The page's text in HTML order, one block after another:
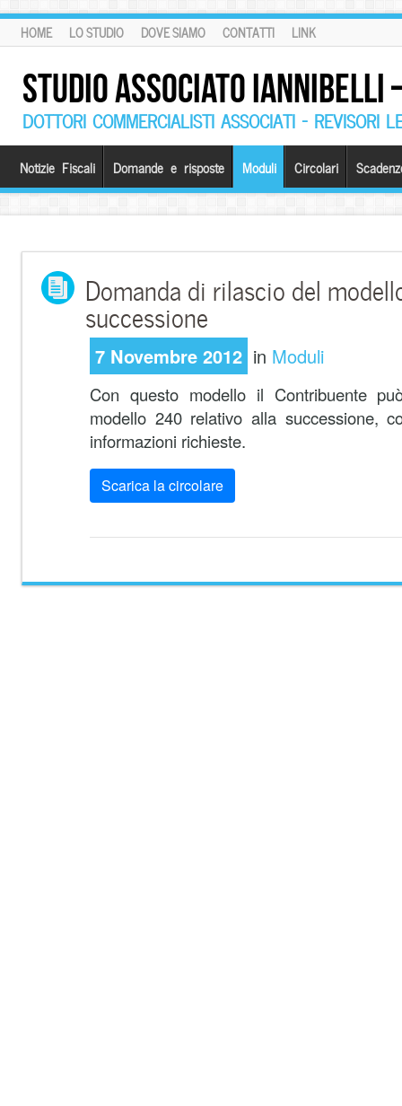
HOME LO STUDIO DOVE SIAMO CONTATTI LINK
STUDIO ASSOCIATO
DOTTORI COMMERCIALISTI ASSOCIATI – REVISORI
Notizie Fiscali Domande e risposte Moduli Circolari
Domanda di rilascio del
successione
7 Novembre 2012 in Moduli
Con questo modello il Contribuente
modello 240 relativo alla successione,
informazioni richieste.
Scarica la circolare